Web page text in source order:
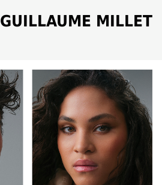
GUILLAUME MILLET